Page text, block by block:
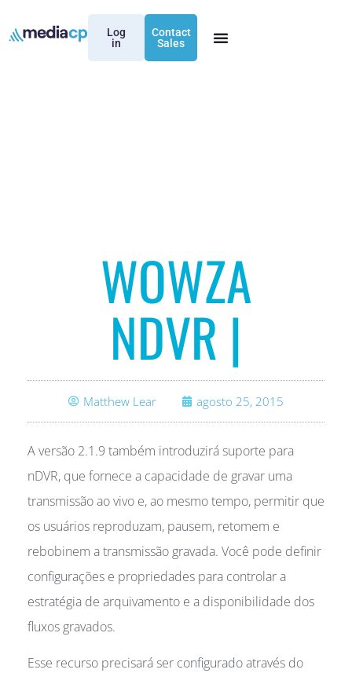
Log
in
Contact
Sales
WOWZA
NDVR |
Matthew Lear agosto 25, 2015
A versão 2.1.9 também introduzirá suporte para
nDVR, que fornece a capacidade de gravar uma
transmissão ao vivo e, ao mesmo tempo, permitir que
os usuários reproduzam, pausem, retomem e
rebobinem a transmissão gravada. Você pode definir
configurações e propriedades para controlar a
estratégia de arquivamento e a disponibilidade dos
fluxos gravados.
Esse recurso precisará ser configurado através do